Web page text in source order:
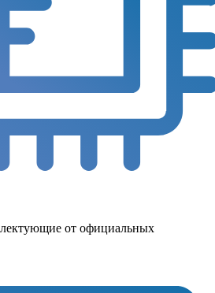
от официальных